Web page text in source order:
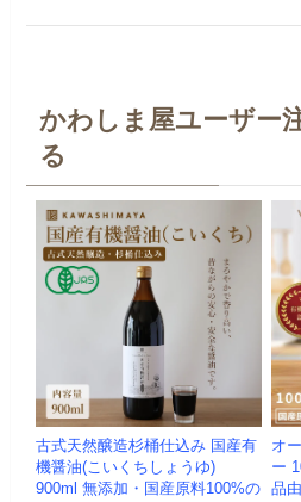
かわしま屋ユーザー
る
古式天然醸造杉桶仕込み 国産有
機醤油(こいくちしょうゆ)
900ml 無添加・国産原料100%の
オ
ー
品